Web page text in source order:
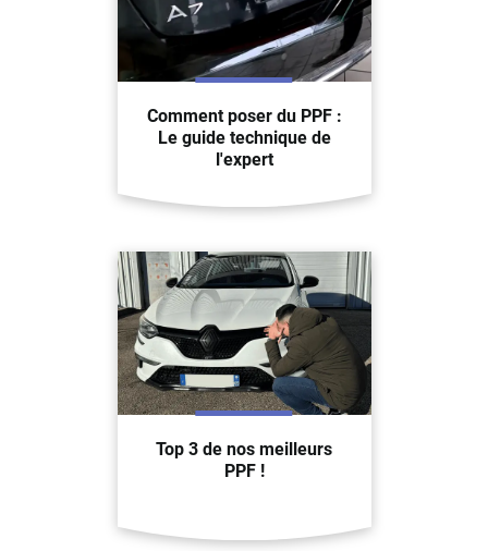
Comment poser du PPF :
Le guide technique de
l'expert
Top 3 de nos meilleurs
PPF !